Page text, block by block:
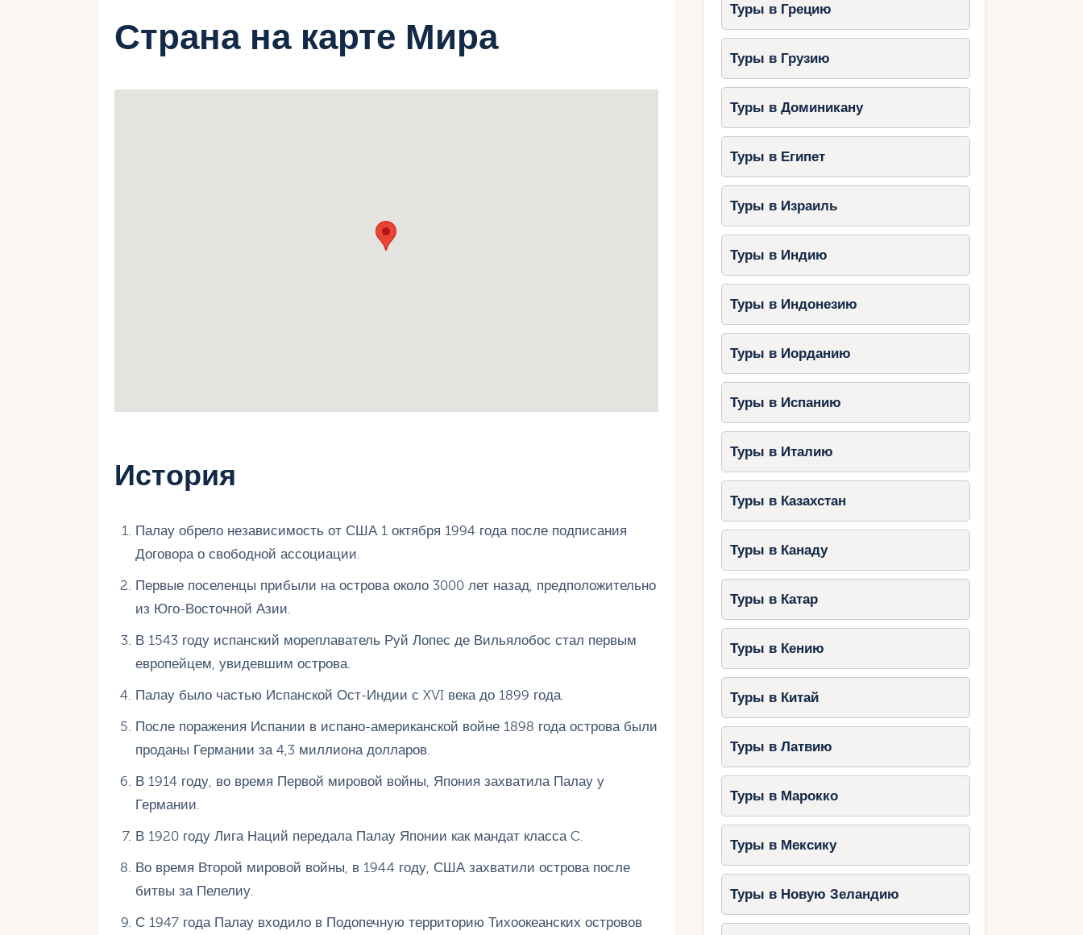
Страна на карте Мира
История
Палау обрело независимость от США 1 октября 1994 года после подписания
Договора о свободной ассоциации.
Первые поселенцы прибыли на острова около 3000 лет назад, предположительно
из Юго-Восточной Азии.
В 1543 году испанский мореплаватель Руй Лопес де Вильялобос стал первым
европейцем, увидевшим острова.
Палау было частью Испанской Ост-Индии с XVI века до 1899 года.
После поражения Испании в испано-американской войне 1898 года острова были
проданы Германии за 4,3 миллиона долларов.
В 1914 году, во время Первой мировой войны, Япония захватила Палау у
Германии.
В 1920 году Лига Наций передала Палау Японии как мандат класса C.
Во время Второй мировой войны, в 1944 году, США захватили острова после
битвы за Пелелиу.
С 1947 года Палау входило в Подопечную территорию Тихоокеанских островов
Туры в Грецию
Туры в Грузию
Туры в Доминикану
Туры в Египет
Туры в Израиль
Туры в Индию
Туры в Индонезию
Туры в Иорданию
Туры в Испанию
Туры в Италию
Туры в Казахстан
Туры в Канаду
Туры в Катар
Туры в Кению
Туры в Китай
Туры в Латвию
Туры в Марокко
Туры в Мексику
Туры в Новую Зеландию